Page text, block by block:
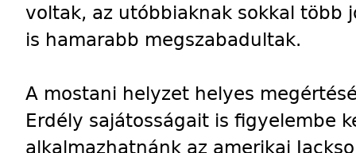
voltak, az utóbbiaknak sokkal több
is hamarabb megszabadultak.
A mostani helyzet helyes
Erdély sajátosságait is figyelembe
alkalmazhatnánk az amerikai